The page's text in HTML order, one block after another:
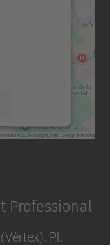
Professional
Pl.